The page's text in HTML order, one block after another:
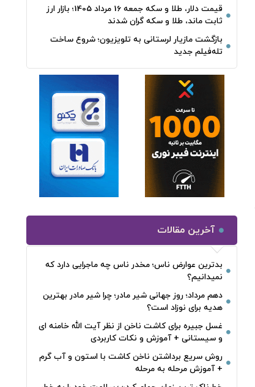
قیمت دلار، طلا و سکه جمعه 16 مرداد 1405؛ بازار ارز
ثابت ماند، طلا و سکه گران شدند
بازگشت مازیار لرستانی به تلویزیون؛ شروع ساخت
تله‌فیلم جدید
آخرین مقالات
بدترین عوارض ناس؛ مخدر ناس چه ماجرایی دارد که
نمیدانیم؟
دهم مرداد؛ روز جهانی شیر مادر؛ چرا شیر مادر بهترین
هدیه برای نوزاد است؟
غسل جبیره برای کاشت ناخن از نظر آیت الله خامنه ای
و سیستانی + آموزش و نکات کاربردی
روش سریع برداشتن ناخن کاشت با استون و آب گرم
+ آموزش مرحله به مرحله